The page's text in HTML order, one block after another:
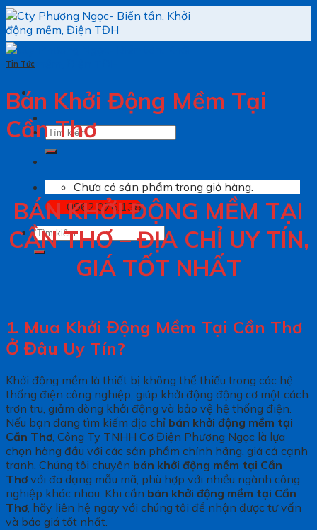
Skip
to
content
Tìm
Chưa có sản phẩm trong giỏ hàng.
0962.076.138
Tìm
kiếm:
Tin Tức
Bán Khởi Động Mềm Tại
Cần Thơ
BÁN KHỞI ĐỘNG MỀM TẠI
CẦN THƠ – ĐỊA CHỈ UY TÍN,
GIÁ TỐT NHẤT
1. Mua Khởi Động Mềm Tại Cần Thơ
Ở Đâu Uy Tín?
Khởi động mềm là thiết bị không thể thiếu trong các hệ
thống điện công nghiệp, giúp khởi động động cơ một cách
trơn tru, giảm dòng khởi động và bảo vệ hệ thống điện.
Nếu bạn đang tìm kiếm địa chỉ bán khởi động mềm tại
Cần Thơ, Công Ty TNHH Cơ Điện Phương Ngọc là lựa
chọn hàng đầu với các sản phẩm chính hãng, giá cả cạnh
tranh. Chúng tôi chuyên bán khởi động mềm tại Cần
Thơ với đa dạng mẫu mã, phù hợp với nhiều ngành công
nghiệp khác nhau. Khi cần bán khởi động mềm tại Cần
Thơ, hãy liên hệ ngay với chúng tôi để nhận được tư vấn
và báo giá tốt nhất.